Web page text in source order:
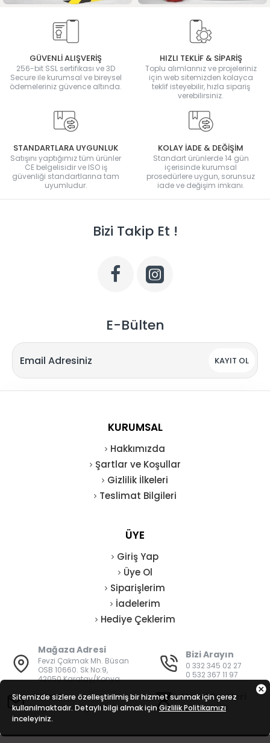
GÜVENLİ ALIŞVERİŞ
256-bit SSL sertifikası ve 3D
Secure ile kurumsal ve bireysel
ödemeleriniz güvence altında.
HIZLI TEKLİF & SİPARİŞ
Toplu alımlarınız ve projeleriniz
için web sitemizden kolayca
teklif isteyebilir, hızla sipariş
verebilirsiniz.
STANDARTLARA UYGUNLUK
Satışını yaptığımız tüm ürünler
CE belgelisidir ve ISO iş
güvenliği standartlarına tam
uyumludur.
KOLAY İADE & DEĞİŞİM
Standart ürünlerde 14 gün
içerisinde kurumsal
prosedürlere uygun, sorunsuz
iade ve değişim imkanı.
Bizi Takip Et !
E-Bülten
KAYIT OL
KURUMSAL
Hakkımızda
Şartlar ve Koşullar
Gizlilik İlkeleri
Teslimat Bilgileri
ÜYE
Giriş Yap
Üye Ol
Siparişlerim
İadelerim
Hediye Çeklerim
Mağaza Adresi
Fevzi Çakmak Mh. Büsan
OSB 10660. Sk No:9,
42050 Karatay/Konya
Bizi Arayın
0 332 345 02 27
0 532 367 11 97
E-Posta
bilgi@vatanisguvenligi.com
Mesai Saatleri
08:00 - 19:00
Sitemizde sizlere özelleştirilmiş bir hizmet sunmak için çerez
kullanılmaktadır. Detaylı bilgi almak için Gizlilik Politikamızı
inceleyiniz.